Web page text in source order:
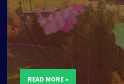
READ MORE »